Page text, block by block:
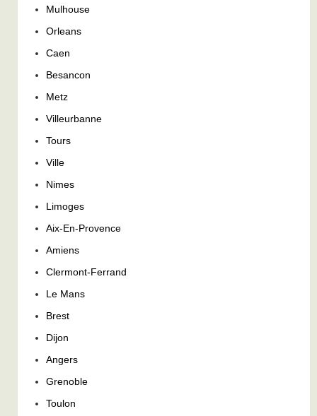
Mulhouse
Orleans
Caen
Besancon
Metz
Villeurbanne
Tours
Ville
Nimes
Limoges
Aix-En-Provence
Amiens
Clermont-Ferrand
Le Mans
Brest
Dijon
Angers
Grenoble
Toulon